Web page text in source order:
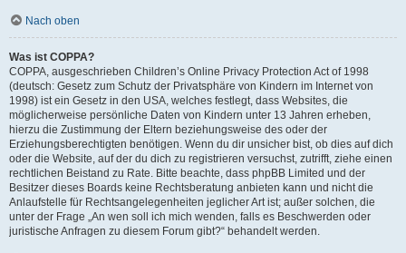
Nach oben
Was ist COPPA?
COPPA, ausgeschrieben Children’s Online Privacy Protection Act of 1998
(deutsch: Gesetz zum Schutz der Privatsphäre von Kindern im Internet von
1998) ist ein Gesetz in den USA, welches festlegt, dass Websites, die
möglicherweise persönliche Daten von Kindern unter 13 Jahren erheben,
hierzu die Zustimmung der Eltern beziehungsweise des oder der
Erziehungsberechtigten benötigen. Wenn du dir unsicher bist, ob dies auf dich
oder die Website, auf der du dich zu registrieren versuchst, zutrifft, ziehe einen
rechtlichen Beistand zu Rate. Bitte beachte, dass phpBB Limited und der
Besitzer dieses Boards keine Rechtsberatung anbieten kann und nicht die
Anlaufstelle für Rechtsangelegenheiten jeglicher Art ist; außer solchen, die
unter der Frage „An wen soll ich mich wenden, falls es Beschwerden oder
juristische Anfragen zu diesem Forum gibt?“ behandelt werden.